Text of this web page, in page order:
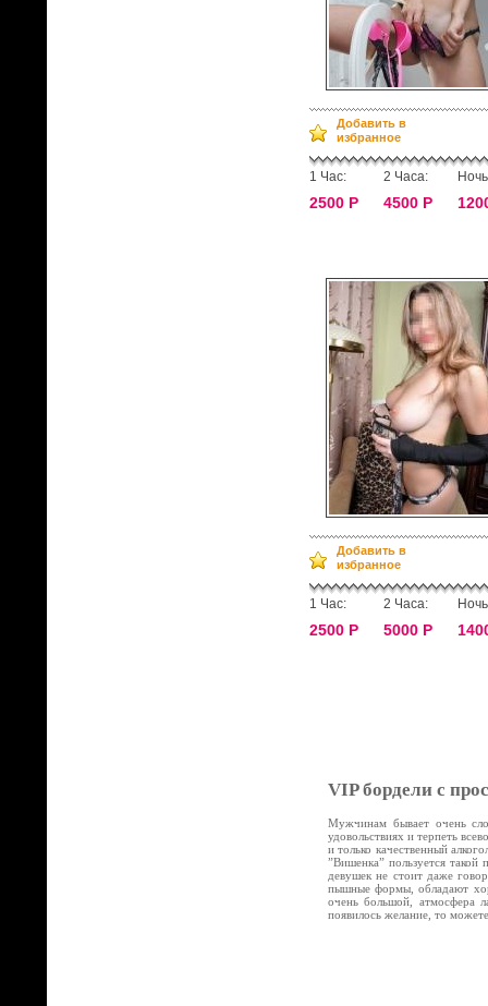
Добавить в
избранное
1 Час:
2500 Р
2 Часа:
4500 Р
Добавить в
избранное
1 Час:
2500 Р
2 Часа:
5000 Р
VIP бордели с
Мужчинам бывает очень
удовольствиях и терпеть
и только качественный
”Вишенка” пользуется
девушек не стоит даже
пышные формы, обладают
очень большой, атмосфера
появилось желание, то